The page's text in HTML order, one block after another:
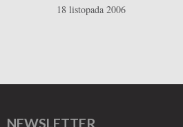
18 listopada 2006
NEWSLETTER